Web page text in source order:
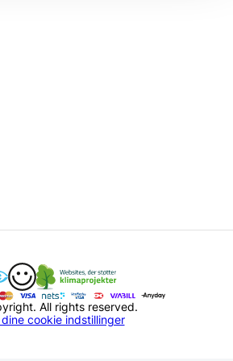
All rights reserved.
dine cookie indstillinger